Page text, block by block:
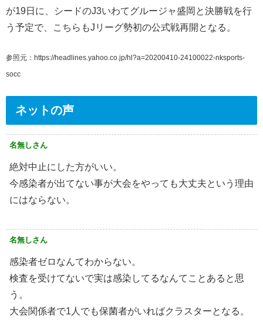
が19日に、シードのJ3いわてグルージャ盛岡と決勝戦を行
う予定で、こちらもJリーグ勢初の公式戦再開となる。
参照元：https://headlines.yahoo.co.jp/hl?a=20200410-24100022-nksports-
socc
ネットの声
名無しさん
絶対中止にした方がいい。
今感染者が出てない事が大会をやっても大丈夫という理由
にはならない。
名無しさん
感染者ゼロなんてわからない。
検査を受けてないで実は感染してるなんてことあると思
う。
大会関係者で1人でも保菌者がいればクラスターとなる。